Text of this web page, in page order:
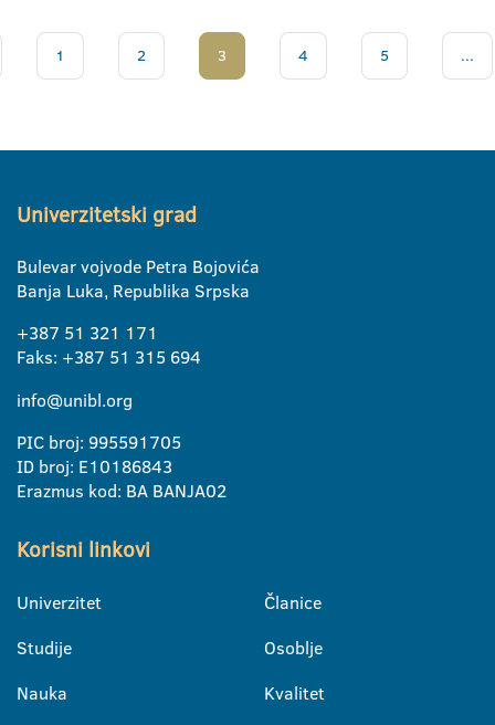
1 2 3 4 5 ...
Univerzitetski grad
Bulevar vojvode Petra Bojovića
Banja Luka, Republika Srpska
+387 51 321 171
Faks: +387 51 315 694
info@unibl.org
PIC broj: 995591705
ID broj: E10186843
Erazmus kod: BA BANJA02
Korisni linkovi
Univerzitet
Studije
Nauka
Članice
Osoblje
Kvalitet